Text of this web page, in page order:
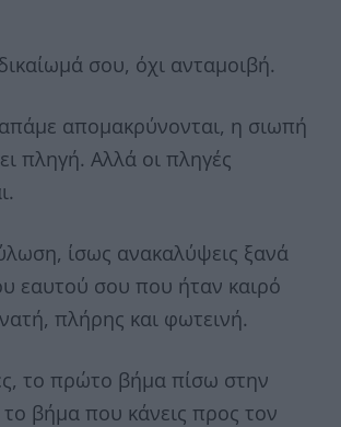
σου, όχι ανταμοιβή.
απομακρύνονται, η σιωπή
πληγή. Αλλά οι πληγές
ίσως ανακαλύψεις ξανά
εαυτού σου που ήταν καιρό
πλήρης και φωτεινή.
το πρώτο βήμα πίσω στην
βήμα που κάνεις προς τον